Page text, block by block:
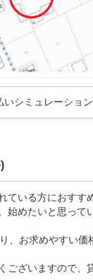
いシミュレーション
ている方におすす
始めたいと思って
、お求めやすい価
ございますので、